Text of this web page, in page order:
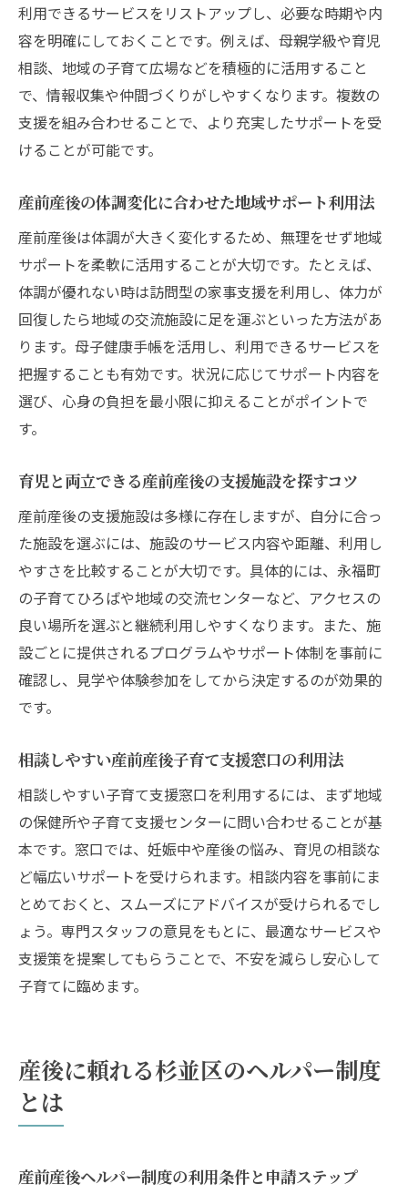
活用法
利用できるサービスをリストアップし、必要な時期や内
容を明確にしておくことです。例えば、母親学級や育児
相談、地域の子育て広場などを積極的に活用すること
で、情報収集や仲間づくりがしやすくなります。複数の
支援を組み合わせることで、より充実したサポートを受
けることが可能です。
産前産後の体調変化に合わせた地域サポート利用法
産前産後は体調が大きく変化するため、無理をせず地域
サポートを柔軟に活用することが大切です。たとえば、
体調が優れない時は訪問型の家事支援を利用し、体力が
回復したら地域の交流施設に足を運ぶといった方法があ
ります。母子健康手帳を活用し、利用できるサービスを
把握することも有効です。状況に応じてサポート内容を
選び、心身の負担を最小限に抑えることがポイントで
す。
育児と両立できる産前産後の支援施設を探すコツ
産前産後の支援施設は多様に存在しますが、自分に合っ
た施設を選ぶには、施設のサービス内容や距離、利用し
やすさを比較することが大切です。具体的には、永福町
の子育てひろばや地域の交流センターなど、アクセスの
良い場所を選ぶと継続利用しやすくなります。また、施
設ごとに提供されるプログラムやサポート体制を事前に
確認し、見学や体験参加をしてから決定するのが効果的
です。
相談しやすい産前産後子育て支援窓口の利用法
相談しやすい子育て支援窓口を利用するには、まず地域
の保健所や子育て支援センターに問い合わせることが基
本です。窓口では、妊娠中や産後の悩み、育児の相談な
ど幅広いサポートを受けられます。相談内容を事前にま
とめておくと、スムーズにアドバイスが受けられるでし
ょう。専門スタッフの意見をもとに、最適なサービスや
支援策を提案してもらうことで、不安を減らし安心して
子育てに臨めます。
産後に頼れる杉並区のヘルパー制度
とは
産前産後ヘルパー制度の利用条件と申請ステップ